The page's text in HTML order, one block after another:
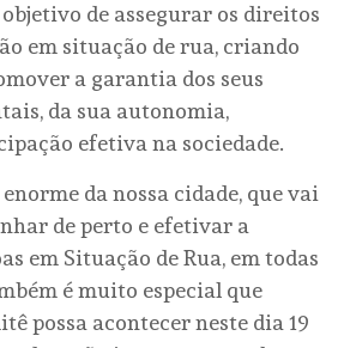
de assegurar os direitos
em situação de rua, criando
a garantia dos seus
da sua autonomia,
efetiva na sociedade.
enorme da nossa cidade, que vai
de perto e efetivar a
em Situação de Rua, em todas
é muito especial que
possa acontecer neste dia 19